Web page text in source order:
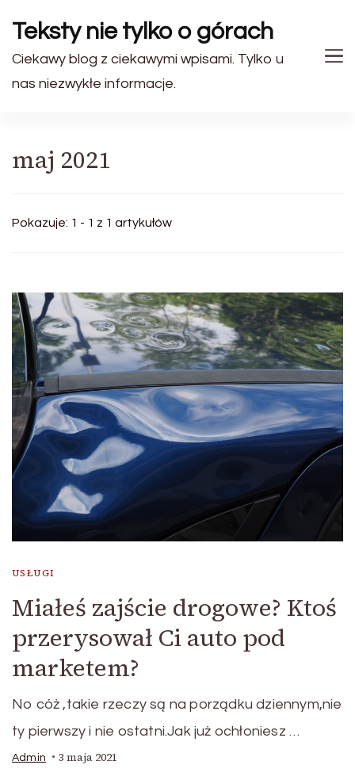
Teksty nie tylko o górach
Ciekawy blog z ciekawymi wpisami. Tylko u
nas niezwykłe informacje.
maj 2021
Pokazuje: 1 - 1 z 1 artykułów
USŁUGI
Miałeś zajście drogowe? Ktoś
przerysował Ci auto pod
marketem?
No cóż ,takie rzeczy są na porządku dziennym,nie
ty pierwszy i nie ostatni.Jak już ochłoniesz …
Admin 3 maja 2021